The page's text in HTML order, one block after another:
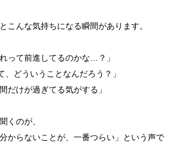
こんな気持ちになる瞬間があります。
って前進してるのかな…？」
、どういうことなんだろう？」
だけが過ぎてる気がする」
くのが、
からないことが、一番つらい」という声で